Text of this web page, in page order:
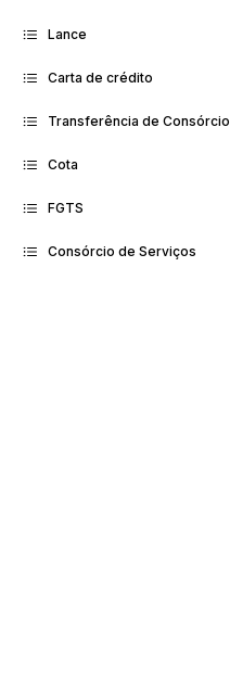
Lance
Carta de crédito
Transferência de Consórcio
Cota
FGTS
Consórcio de Serviços